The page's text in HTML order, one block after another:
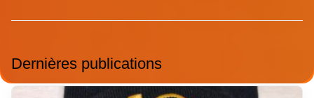
Dernières publications